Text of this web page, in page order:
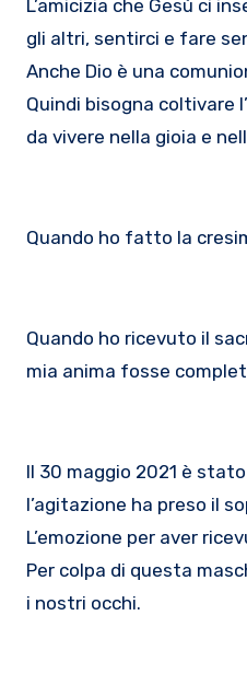
L’amicizia che Gesù ci
gli altri, sentirci e fare
Anche Dio è una
Quindi bisogna coltivare
da vivere nella gioia e
Quando ho fatto la
Quando ho ricevuto il
mia anima fosse
Il 30 maggio 2021 è
l’agitazione ha preso il
L’emozione per aver
Per colpa di questa
i nostri occhi.